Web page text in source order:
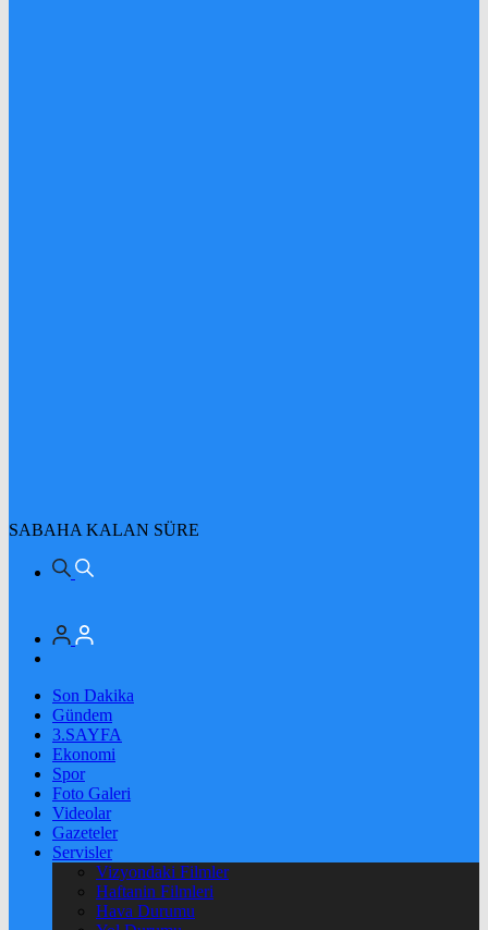
SABAHA KALAN SÜRE
Son Dakika
Gündem
3.SAYFA
Ekonomi
Spor
Foto Galeri
Videolar
Gazeteler
Servisler
Vizyondaki Filmler
Haftanin Filmleri
Hava Durumu